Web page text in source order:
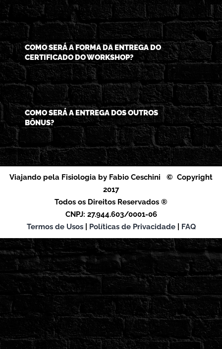
COMO SERÁ A FORMA DA ENTREGA DO
CERTIFICADO DO WORKSHOP?
COMO SERÁ A ENTREGA DOS OUTROS
BÔNUS?
Viajando pela Fisiologia by Fabio Ceschini © Copyright
2017
Todos os Direitos Reservados ®
CNPJ: 27.944.603/0001-06
Termos de Usos| Políticas de Privacidade| FAQ